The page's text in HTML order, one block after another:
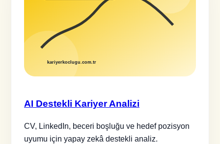
AI Destekli Kariyer Analizi
CV, LinkedIn, beceri boşluğu ve hedef pozisyon
uyumu için yapay zekâ destekli analiz.